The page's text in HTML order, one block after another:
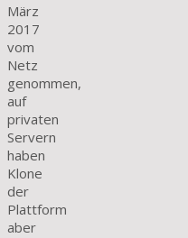
März
2017
vom
Netz
genommen,
auf
privaten
Servern
haben
Klone
der
Plattform
aber